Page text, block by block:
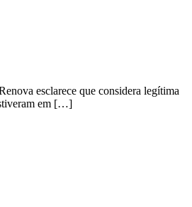
esclarece que considera legítima
em […]